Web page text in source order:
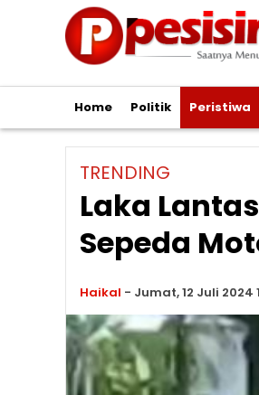
Home Politik Peristiwa
TRENDING
Laka
Sepeda
Haikal - Jumat, 12 Juli 2024